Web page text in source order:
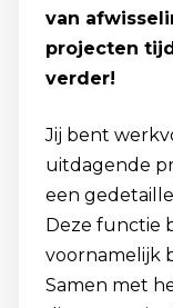
van
projecten
verder!
Jij bent
uitdagende
een
Deze functie
voornamelijk
Samen met